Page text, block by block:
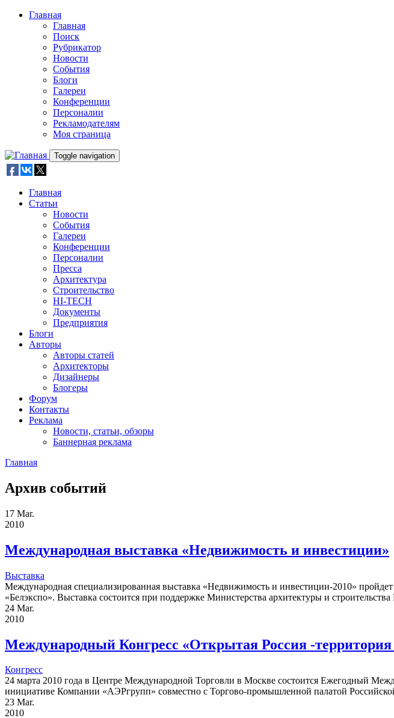
Skip to main content
Главная
Главная
Поиск
Рубрикатор
Новости
События
Блоги
Галереи
Конференции
Персоналии
Рекламодателям
Моя страница
Toggle navigation
Главная
Статьи
Новости
События
Галереи
Конференции
Персоналии
Пресса
Архитектура
Строительство
HI-TECH
Документы
Предприятия
Блоги
Авторы
Авторы статей
Архитекторы
Дизайнеры
Блогеры
Форум
Контакты
Реклама
Новости, статьи, обзоры
Баннерная реклама
Главная
Архив событий
17 Mar.
2010
Международная выставка «Недвижимость и инвестиции»
Выставка
Международная специализированная выставка «Недвижимость и инвестиции-2010»
«Белэкспо». Выставка состоится при поддержке Министерства архитектуры и
24 Mar.
2010
Международный Конгресс «Открытая Россия -территория
Конгресс
24 марта 2010 года в Центре Международной Торговли в Москве состоится Ежегодный
инициативе Компании «АЭРгрупп» совместно с Торгово-промышленной палатой
23 Mar.
2010